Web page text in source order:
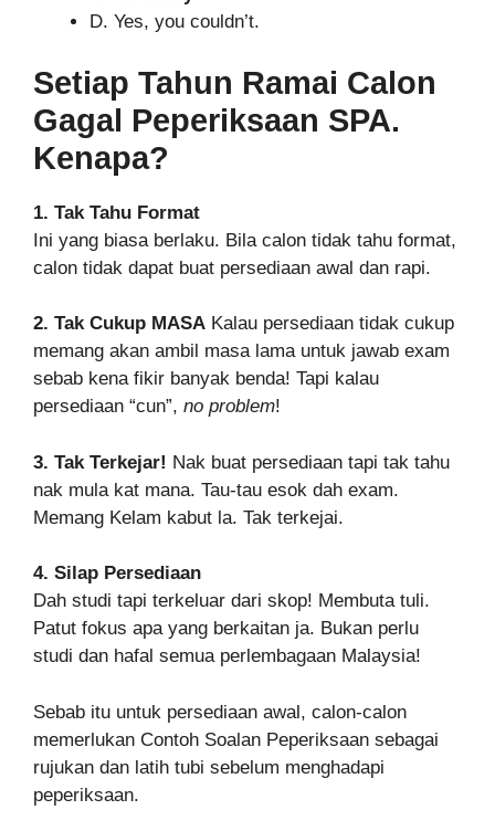
D. Yes, you couldn’t.
Setiap Tahun Ramai Calon
Gagal Peperiksaan SPA.
Kenapa?
1. Tak Tahu Format
Ini yang biasa berlaku. Bila calon tidak tahu format,
calon tidak dapat buat persediaan awal dan rapi.
2. Tak Cukup MASA Kalau persediaan tidak cukup
memang akan ambil masa lama untuk jawab exam
sebab kena fikir banyak benda! Tapi kalau
persediaan “cun”, no problem!
3. Tak Terkejar! Nak buat persediaan tapi tak tahu
nak mula kat mana. Tau-tau esok dah exam.
Memang Kelam kabut la. Tak terkejai.
4. Silap Persediaan
Dah studi tapi terkeluar dari skop! Membuta tuli.
Patut fokus apa yang berkaitan ja. Bukan perlu
studi dan hafal semua perlembagaan Malaysia!
Sebab itu untuk persediaan awal, calon-calon
memerlukan Contoh Soalan Peperiksaan sebagai
rujukan dan latih tubi sebelum menghadapi
peperiksaan.